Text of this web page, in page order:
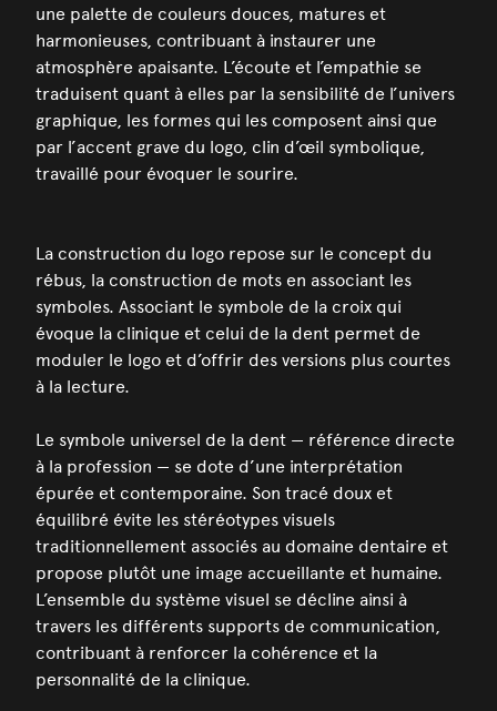
une palette de couleurs douces, matures et
harmonieuses, contribuant à instaurer une
atmosphère apaisante. L’écoute et l’empathie se
traduisent quant à elles par la sensibilité de l’univers
graphique, les formes qui les composent ainsi que
par l’accent grave du logo, clin d’œil symbolique,
travaillé pour évoquer le sourire.
La construction du logo repose sur le concept du
rébus, la construction de mots en associant les
symboles. Associant le symbole de la croix qui
évoque la clinique et celui de la dent permet de
moduler le logo et d’offrir des versions plus courtes
à la lecture.
Le symbole universel de la dent — référence directe
à la profession — se dote d’une interprétation
épurée et contemporaine. Son tracé doux et
équilibré évite les stéréotypes visuels
traditionnellement associés au domaine dentaire et
propose plutôt une image accueillante et humaine.
L’ensemble du système visuel se décline ainsi à
travers les différents supports de communication,
contribuant à renforcer la cohérence et la
personnalité de la clinique.